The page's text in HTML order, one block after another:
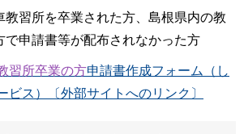
習所を卒業された方、島根県内の教
で申請書等が配布されなかった方
習所卒業の方申請書作成フォーム（し
ビス）〔外部サイトへのリンク〕